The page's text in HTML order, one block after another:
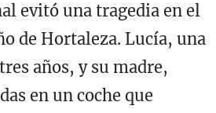
evitó una tragedia en el
de Hortaleza. Lucía, una
años, y su madre,
en un coche que